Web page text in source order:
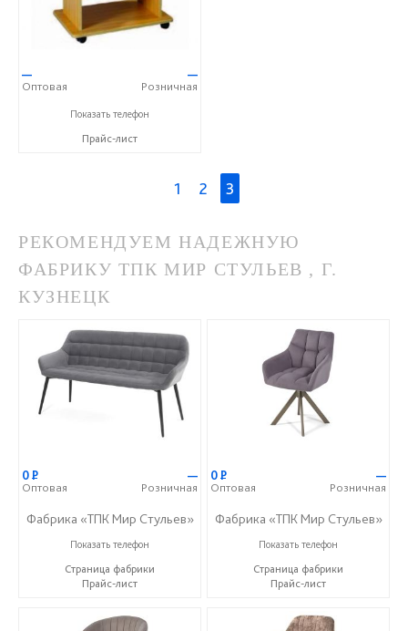
—
Оптовая
—
Розничная
+7 (812) 327-78-92
Показать телефон
Прайс-лист
1 2 3
РЕКОМЕНДУЕМ НАДЕЖНУЮ
ФАБРИКУ ТПК МИР СТУЛЬЕВ , Г.
КУЗНЕЦК
0Р
Оптовая
—
Розничная
Фабрика «ТПК Мир Стульев»
8 (927) 648-00-04
Показать телефон
Страница фабрики
Прайс-лист
0Р
Оптовая
—
Розничная
Фабрика «ТПК Мир Стульев»
8 (927) 648-00-04
Показать телефон
Страница фабрики
Прайс-лист